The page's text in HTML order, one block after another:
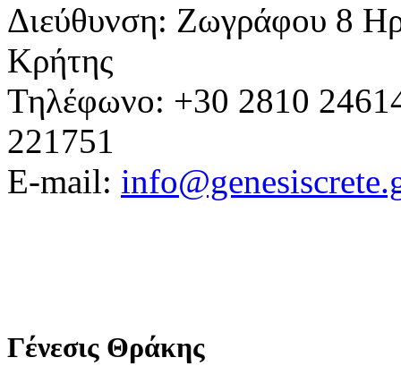
Διεύθυνση: Ζωγράφου 8
Κρήτης
Τηλέφωνο: +30 2810
221751
E-mail:
Γένεσις Θράκης